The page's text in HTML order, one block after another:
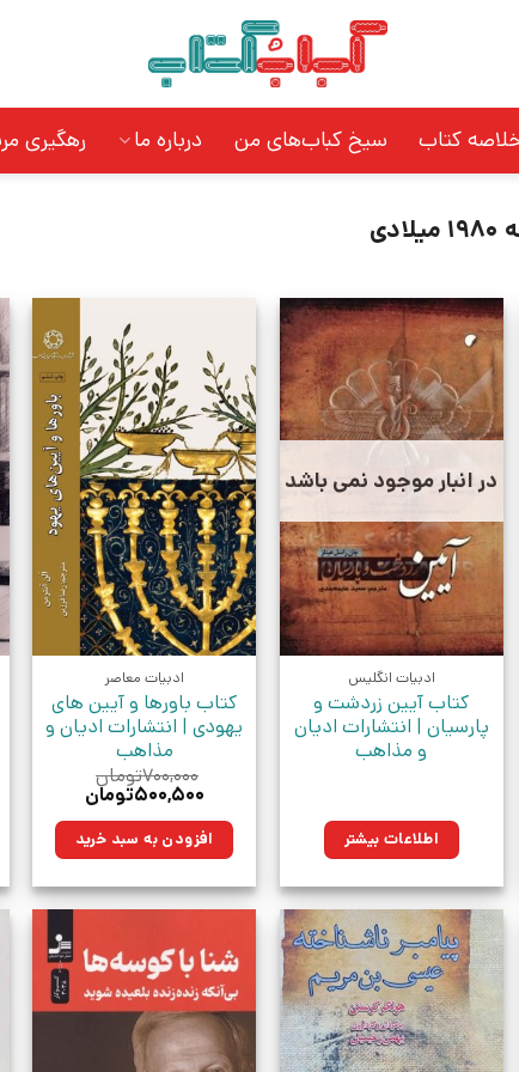
کتاب سیخ کباب‌های من درباره ما رهگیری
در انبار موجود نمی باشد
ادبیات انگلیس
کتاب آیین زردشت و
پارسیان | انتشارات ادیان
و مذاهب
اطلاعات بیشتر
ادبیات معاصر
کتاب باورها و آیین های
یهودی | انتشارات ادیان و
مذاهب
۷۰۰,۰۰۰تومان
قیمت
۷۰۰,۰۰۰تومان
بود.
۵۰۰,۵۰۰تومان
۵۰۰,۵۰۰تومان.افزودن به سبد خرید